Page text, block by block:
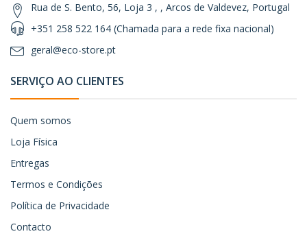
Rua de S. Bento, 56, Loja 3 , , Arcos de Valdevez, Portugal
+351 258 522 164 (Chamada para a rede fixa nacional)
geral@eco-store.pt
SERVIÇO AO CLIENTES
Quem somos
Loja Física
Entregas
Termos e Condições
Política de Privacidade
Contacto